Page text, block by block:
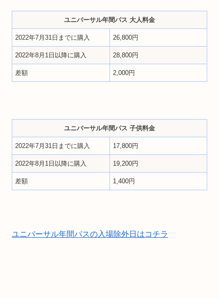
ユニバーサル年間パス 大人料金
2022年7月31日までに購入 26,800円
2022年8月1日以降に購入 28,800円
差額 2,000円
ユニバーサル年間パス 子供料金
2022年7月31日までに購入 17,800円
2022年8月1日以降に購入 19,200円
差額 1,400円
ユニバーサル年間パスの入場除外日はコチラ